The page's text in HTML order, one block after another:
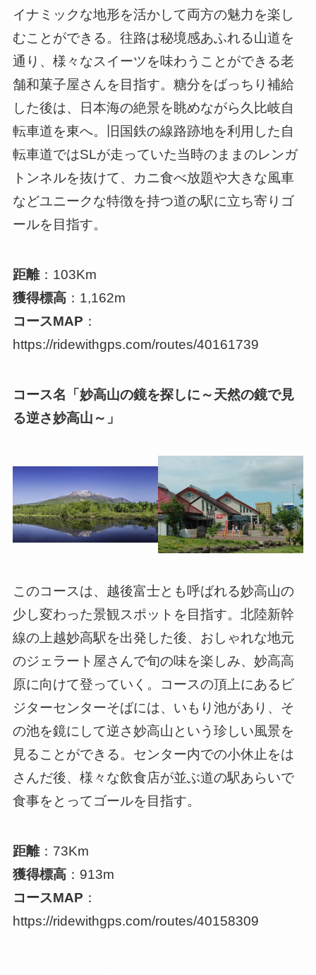
イナミックな地形を活かして両方の魅力を楽し
むことができる。往路は秘境感あふれる山道を
通り、様々なスイーツを味わうことができる老
舗和菓子屋さんを目指す。糖分をばっちり補給
した後は、日本海の絶景を眺めながら久比岐自
転車道を東へ。旧国鉄の線路跡地を利用した自
転車道ではSLが走っていた当時のままのレンガ
トンネルを抜けて、カニ食べ放題や大きな風車
などユニークな特徴を持つ道の駅に立ち寄りゴ
ールを目指す。
距離：103Km
獲得標高：1,162m
コースMAP ：
https://ridewithgps.com/routes/40161739
コース名「妙高山の鏡を探しに～天然の鏡で見
る逆さ妙高山～」
このコースは、越後富士とも呼ばれる妙高山の
少し変わった景観スポットを目指す。北陸新幹
線の上越妙高駅を出発した後、おしゃれな地元
のジェラート屋さんで旬の味を楽しみ、妙高高
原に向けて登っていく。コースの頂上にあるビ
ジターセンターそばには、いもり池があり、そ
の池を鏡にして逆さ妙高山という珍しい風景を
見ることができる。センター内での小休止をは
さんだ後、様々な飲食店が並ぶ道の駅あらいで
食事をとってゴールを目指す。
距離：73Km
獲得標高：913m
コースMAP ：
https://ridewithgps.com/routes/40158309